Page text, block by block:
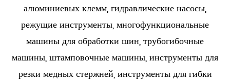
алюминиевых клемм, гидравлические насосы,
режущие инструменты, многофункциональные
машины для обработки шин, трубогибочные
машины, штамповочные машины, инструменты для
резки медных стержней, инструменты для гибки